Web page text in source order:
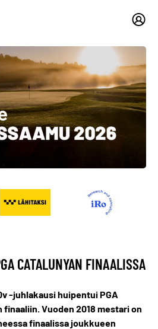
CATALUNYAN FINAALISSA
-juhlakausi huipentui PGA
Vuoden 2018 mestari on
finaalissa joukkueen